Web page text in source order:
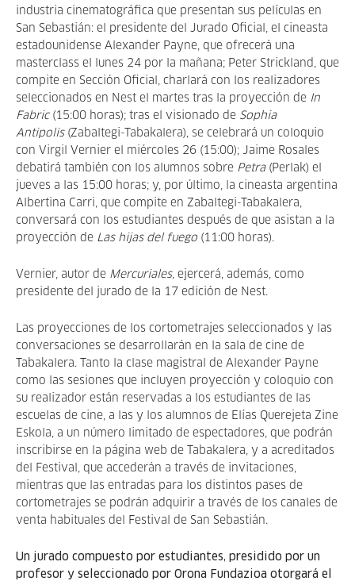
industria cinematográfica que presentan sus películas en
San Sebastián: el presidente del Jurado Oficial, el cineasta
estadounidense Alexander Payne, que ofrecerá una
masterclass el lunes 24 por la mañana; Peter Strickland, que
compite en Sección Oficial, charlará con los realizadores
seleccionados en Nest el martes tras la proyección de In
Fabric (15:00 horas); tras el visionado de Sophia
Antipolis(Zabaltegi-Tabakalera), se celebrará un coloquio
con Virgil Vernier el miércoles 26 (15:00); Jaime Rosales
debatirá también con los alumnos sobre Petra (Perlak) el
jueves a las 15:00 horas; y, por último, la cineasta argentina
Albertina Carri, que compite en Zabaltegi-Tabakalera,
conversará con los estudiantes después de que asistan a la
proyección de Las hijas del fuego (11:00 horas).
Vernier, autor de Mercuriales, ejercerá, además, como
presidente del jurado de la 17 edición de Nest.
Las proyecciones de los cortometrajes seleccionados y las
conversaciones se desarrollarán en la sala de cine de
Tabakalera. Tanto la clase magistral de Alexander Payne
como las sesiones que incluyen proyección y coloquio con
su realizador están reservadas a los estudiantes de las
escuelas de cine, a las y los alumnos de Elías Querejeta Zine
Eskola, a un número limitado de espectadores, que podrán
inscribirse en la página web de Tabakalera, y a acreditados
del Festival, que accederán a través de invitaciones,
mientras que las entradas para los distintos pases de
cortometrajes se podrán adquirir a través de los canales de
venta habituales del Festival de San Sebastián.
Un jurado compuesto por estudiantes, presidido por un
profesor y seleccionado por Orona Fundazioa otorgará el